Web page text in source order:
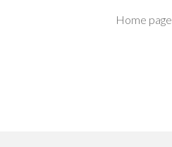
Home page